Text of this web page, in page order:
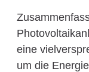
eine
um die